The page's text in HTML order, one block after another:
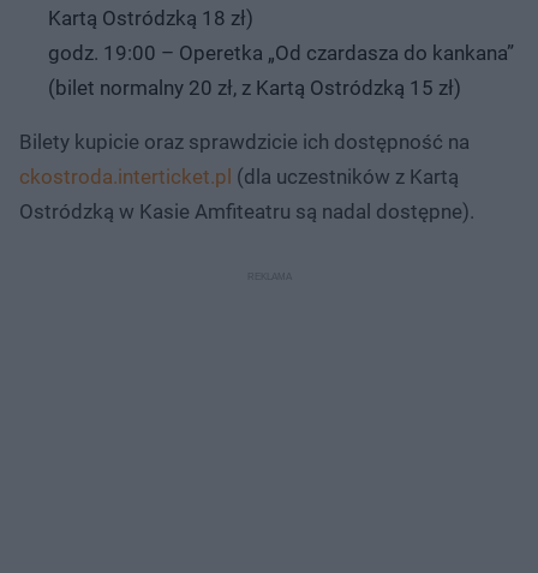
Kartą Ostródzką 18 zł)
godz. 19:00 – Operetka „Od czardasza do kankana”
(bilet normalny 20 zł, z Kartą Ostródzką 15 zł)
Bilety kupicie oraz sprawdzicie ich dostępność na
ckostroda.interticket.pl (dla uczestników z Kartą
Ostródzką w Kasie Amfiteatru są nadal dostępne).